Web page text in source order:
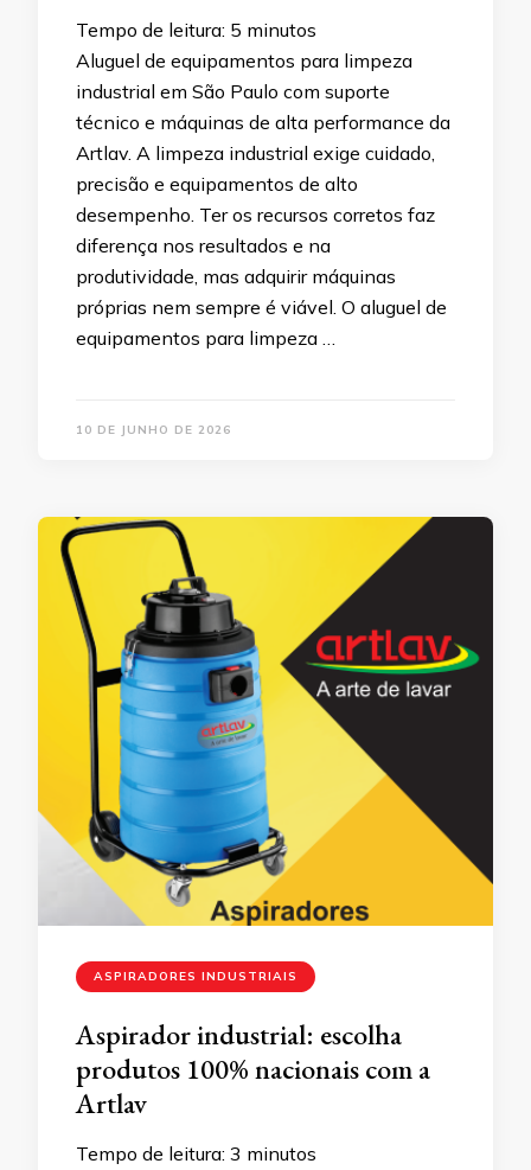
Tempo de leitura: 5 minutos
Aluguel de equipamentos para limpeza
industrial em São Paulo com suporte
técnico e máquinas de alta performance da
Artlav. A limpeza industrial exige cuidado,
precisão e equipamentos de alto
desempenho. Ter os recursos corretos faz
diferença nos resultados e na
produtividade, mas adquirir máquinas
próprias nem sempre é viável. O aluguel de
equipamentos para limpeza …
10 DE JUNHO DE 2026
ASPIRADORES INDUSTRIAIS
Aspirador industrial: escolha
produtos 100% nacionais com a
Artlav
Tempo de leitura: 3 minutos